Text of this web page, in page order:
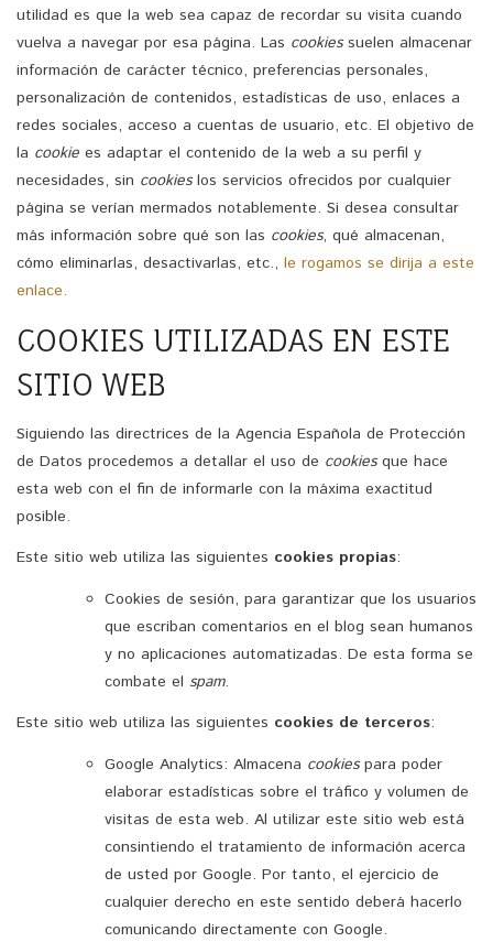
utilidad es que la web sea capaz de recordar su visita cuando
vuelva a navegar por esa página. Las cookiessuelen almacenar
información de carácter técnico, preferencias personales,
personalización de contenidos, estadísticas de uso, enlaces a
redes sociales, acceso a cuentas de usuario, etc. El objetivo de
la cookie es adaptar el contenido de la web a su perfil y
necesidades, sin cookieslos servicios ofrecidos por cualquier
página se verían mermados notablemente. Si desea consultar
más información sobre qué son las cookies, qué almacenan,
cómo eliminarlas, desactivarlas, etc., le rogamos se dirija a este
enlace.
COOKIES UTILIZADAS EN ESTE
SITIO WEB
Siguiendo las directrices de la Agencia Española de Protección
de Datos procedemos a detallar el uso de cookiesque hace
esta web con el fin de informarle con la máxima exactitud
posible.
Este sitio web utiliza las siguientes cookies propias:
Cookies de sesión, para garantizar que los usuarios
que escriban comentarios en el blog sean humanos
y no aplicaciones automatizadas. De esta forma se
combate el spam.
Este sitio web utiliza las siguientes cookies de terceros:
Google Analytics: Almacena cookiespara poder
elaborar estadísticas sobre el tráfico y volumen de
visitas de esta web. Al utilizar este sitio web está
consintiendo el tratamiento de información acerca
de usted por Google. Por tanto, el ejercicio de
cualquier derecho en este sentido deberá hacerlo
comunicando directamente con Google.